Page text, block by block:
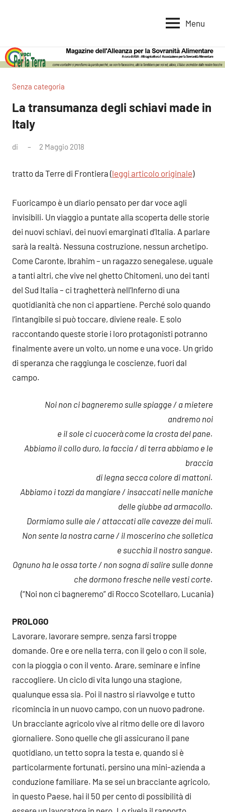
per
la
Terra
per
la
Alimentare
Menu
Senza categoria
La transumanza degli schiavi made in
Italy
di 2 Maggio 2018
tratto da Terre di Frontiera (leggi articolo originale)
Fuoricampo è un diario pensato per dar voce agli
invisibili. Un viaggio a puntate alla scoperta delle storie
dei nuovi schiavi, dei nuovi emarginati d’Italia. A parlare
sarà la realtà. Nessuna costruzione, nessun archetipo.
Come Caronte, Ibrahim – un ragazzo senegalese, uguale
a tanti altri, che vive nel ghetto Chitomeni, uno dei tanti
del Sud Italia – ci traghetterà nell’Inferno di una
quotidianità che non ci appartiene. Perché solo quando
l’intangibile si può toccare, diviene reale. E solo
raccontando queste storie i loro protagonisti potranno
finalmente avere un volto, un nome e una voce. Un grido
di speranza che raggiunga le coscienze, fuori dal
campo.
Noi non ci bagneremo sulle spiagge / a mietere
andremo noi
e il sole ci cuocerà come la crosta del pane.
Abbiamo il collo duro, la faccia / di terra abbiamo e le
braccia
di legna secca colore di mattoni.
Abbiamo i tozzi da mangiare / insaccati nelle maniche
delle giubbe ad armacollo.
Dormiamo sulle aie / attaccati alle cavezze dei muli.
Non sente la nostra carne / il moscerino che solletica
e succhia il nostro sangue.
Ognuno ha le ossa torte / non sogna di salire sulle donne
che dormono fresche nelle vesti corte.
(“Noi non ci bagneremo” di Rocco Scotellaro, Lucania)
PROLOGO
Lavorare, lavorare sempre, senza farsi troppe
domande. Ore e ore nella terra, con il gelo o con il sole,
con la pioggia o con il vento. Arare, seminare e infine
raccogliere. Un ciclo di vita lungo una stagione,
qualunque essa sia. Poi il nastro si riavvolge e tutto
ricomincia in un nuovo campo, con un nuovo padrone.
Un bracciante agricolo vive al ritmo delle ore di lavoro
giornaliere. Sono quelle che gli assicurano il pane
quotidiano, un tetto sopra la testa e, quando si è
particolarmente fortunati, persino una mini-azienda a
conduzione familiare. Ma se sei un bracciante agricolo,
in questo Paese, hai il 50 per cento di possibilità di